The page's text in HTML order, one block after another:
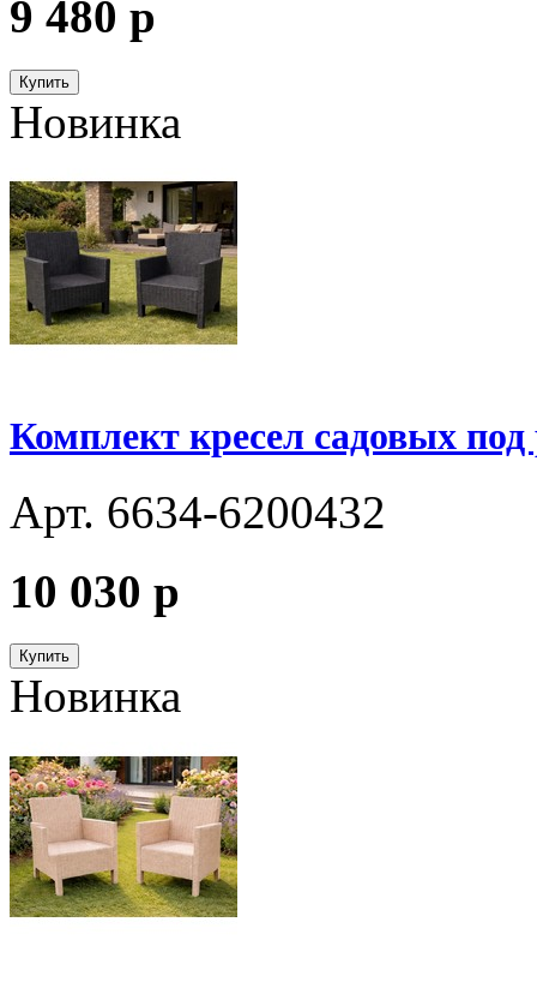
9 480 p
Купить
Новинка
Комплект кресел садовых
Арт. 6634-6200432
10 030 p
Купить
Новинка